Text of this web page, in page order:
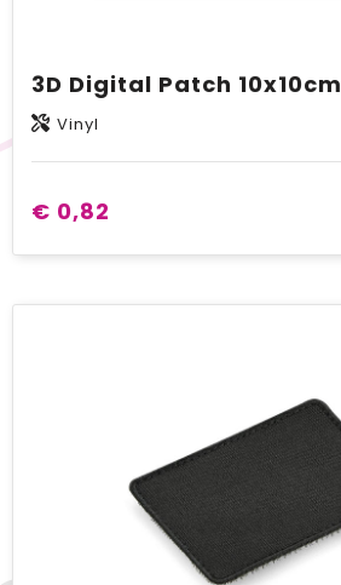
3D Digital Patch 10x10cm
Vinyl
€ 0,82